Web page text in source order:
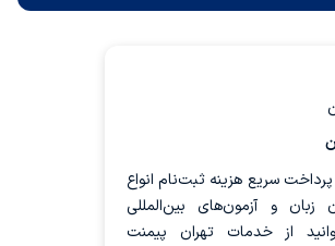
پرداخت سریع هزینه ثبت‌نام انواع
زبان و آزمون‌های بین‌المللی
از خدمات تهران پیمنت
را توسط تهران پیمنت
کنید. بدون نیاز به داشتن
اعتباری و حساب ارزی، تنها با
معادل ریالی، هزینه آزمون مورد
نظر خود را بپردازید.